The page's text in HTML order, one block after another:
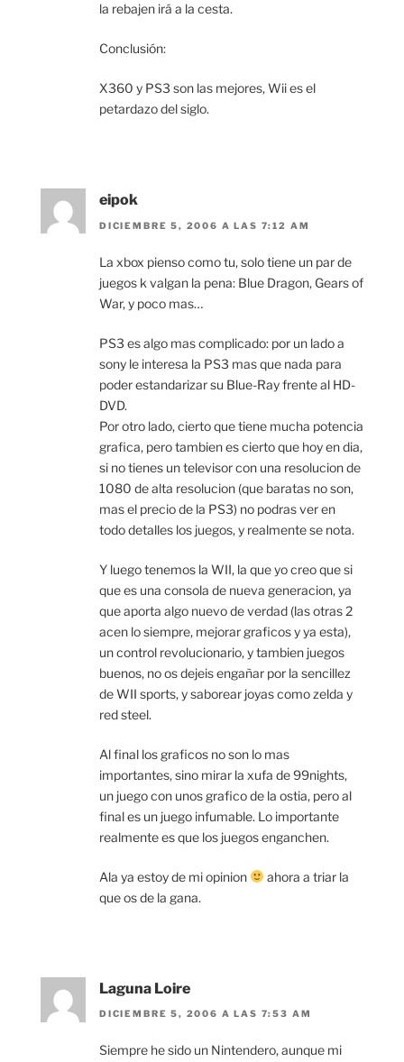
la rebajen irá a la cesta.
Conclusión:
X360 y PS3 son las mejores, Wii es el
petardazo del siglo.
eipok
DICIEMBRE 5, 2006 A LAS 7:12 AM
La xbox pienso como tu, solo tiene un par de
juegos k valgan la pena: Blue Dragon, Gears of
War, y poco mas…
PS3 es algo mas complicado: por un lado a
sony le interesa la PS3 mas que nada para
poder estandarizar su Blue-Ray frente al HD-
DVD.
Por otro lado, cierto que tiene mucha potencia
grafica, pero tambien es cierto que hoy en dia,
si no tienes un televisor con una resolucion de
1080 de alta resolucion (que baratas no son,
mas el precio de la PS3) no podras ver en
todo detalles los juegos, y realmente se nota.
Y luego tenemos la WII, la que yo creo que si
que es una consola de nueva generacion, ya
que aporta algo nuevo de verdad (las otras 2
acen lo siempre, mejorar graficos y ya esta),
un control revolucionario, y tambien juegos
buenos, no os dejeis engañar por la sencillez
de WII sports, y saborear joyas como zelda y
red steel.
Al final los graficos no son lo mas
importantes, sino mirar la xufa de 99nights,
un juego con unos grafico de la ostia, pero al
final es un juego infumable. Lo importante
realmente es que los juegos enganchen.
Ala ya estoy de mi opinion
ahora a triar la
que os de la gana.
Laguna Loire
DICIEMBRE 5, 2006 A LAS 7:53 AM
Siempre he sido un Nintendero, aunque mi